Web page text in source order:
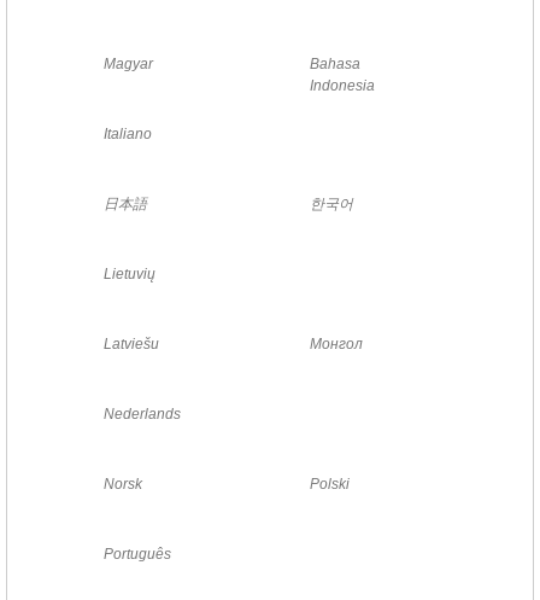
Magyar
Bahasa
Indonesia
Italiano
日本語 한국어
Lietuvių
Latviešu Монгол
Nederlands
Norsk Polski
Português